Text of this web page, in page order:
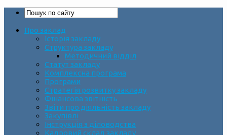
Про заклад
Історія закладу
Структура закладу
Методичний відділ
Статут закладу
Комплексна програма
Програми
Стратегія розвитку закладу
Фінансова звітність
Звіти про діяльність закладу
Закупівлі
Інструкція з діловодства
Кадровий склад закладу